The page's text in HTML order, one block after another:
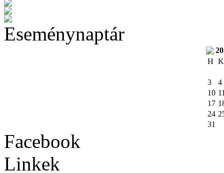
Eseménynaptár
H K
3
4
10
17
24
31
Facebook
Linkek